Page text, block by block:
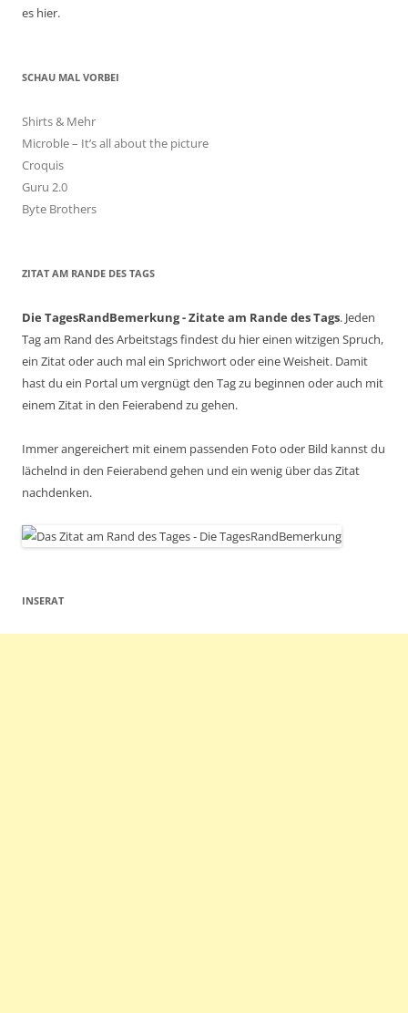
es hier.
SCHAU MAL VORBEI
Shirts & Mehr
Microble – It’s all about the picture
Croquis
Guru 2.0
Byte Brothers
ZITAT AM RANDE DES TAGS
Die TagesRandBemerkung - Zitate am Rande des Tags. Jeden
Tag am Rand des Arbeitstags findest du hier einen witzigen Spruch,
ein Zitat oder auch mal ein Sprichwort oder eine Weisheit. Damit
hast du ein Portal um vergnügt den Tag zu beginnen oder auch mit
einem Zitat in den Feierabend zu gehen.
Immer angereichert mit einem passenden Foto oder Bild kannst du
lächelnd in den Feierabend gehen und ein wenig über das Zitat
nachdenken.
INSERAT